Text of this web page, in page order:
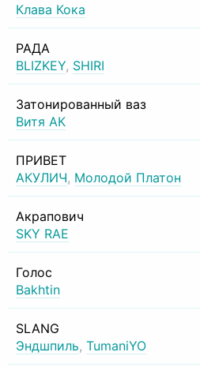
Клава Кока
РАДА
BLIZKEY, SHIRI
Затонированный ваз
Витя АК
ПРИВЕТ
АКУЛИЧ, Молодой Платон
Акрапович
SKY RAE
Голос
Bakhtin
SLANG
Эндшпиль, TumaniYO